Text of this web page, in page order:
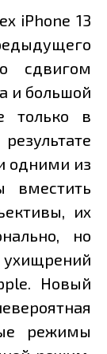
iPhone 13
сдвигом
и большой
только в
одними из
вместить
их
но
ухищрений
Новый
режимы